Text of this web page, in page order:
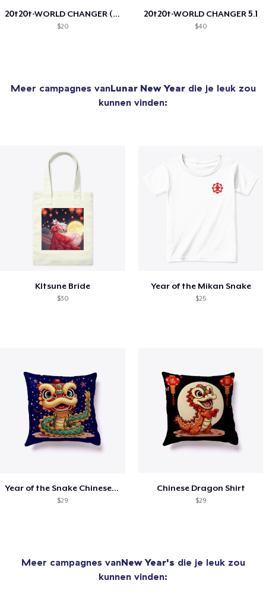
20t20t-WORLD CHANGER (special edition)
$20
20t20t-WORLD CHANGER 5.1
$40
Meer campagnes vanLunar New Yeardie je leuk zou
kunnen vinden:
KItsune Bride
$30
Year of the Mikan Snake
$25
Year of the Snake Chinese New Year
$29
Chinese Dragon Shirt
$29
Meer campagnes vanNew Year's die je leuk zou
kunnen vinden: